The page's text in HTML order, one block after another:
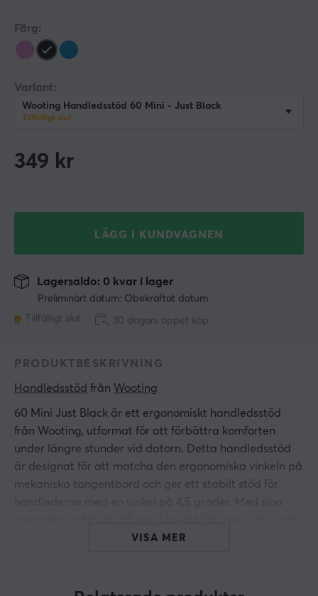
Färg:
Variant:
Wooting Handledsstöd 60 Mini - Just Black
Tillfälligt slut
349 kr
LÄGG I KUNDVAGNEN
Preliminärt datum: Obekräftat datum
Tillfälligt slut
Lagersaldo: 0 kvar i lager
30 dagars öppet köp
PRODUKTBESKRIVNING
Handledsstöd från Wooting
60 Mini Just Black är ett ergonomiskt handledsstöd
från Wooting, utformat för att förbättra komforten
under längre stunder vid datorn. Detta handledsstöd
är designat för att matcha den ergonomiska vinkeln på
mekaniska tangentbord och ger ett stabilt stöd för
en höjd på 20 mm passar det perfekt på de flesta
Tillverkat av högkvalitativ silikon som är hygieniskt,
VISA MER